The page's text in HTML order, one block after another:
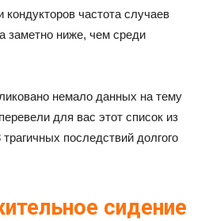
частота случаев
заметно ниже, чем среди
немало данных на тему
для вас этот список из
последствий долгого
сидение